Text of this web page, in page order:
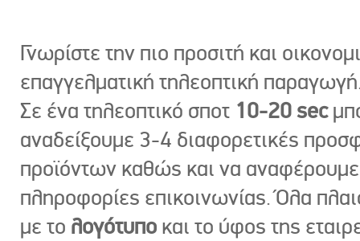
Γνωρίστε την πιο προσιτή και
επαγγελματική τηλεοπτική
Σε ένα τηλεοπτικό σποτ 10-20 sec
αναδείξουμε 3-4 διαφορετικές
προϊόντων καθώς και να
πληροφορίες επικοινωνίας. Όλα
με το λογότυπο και το ύφος της